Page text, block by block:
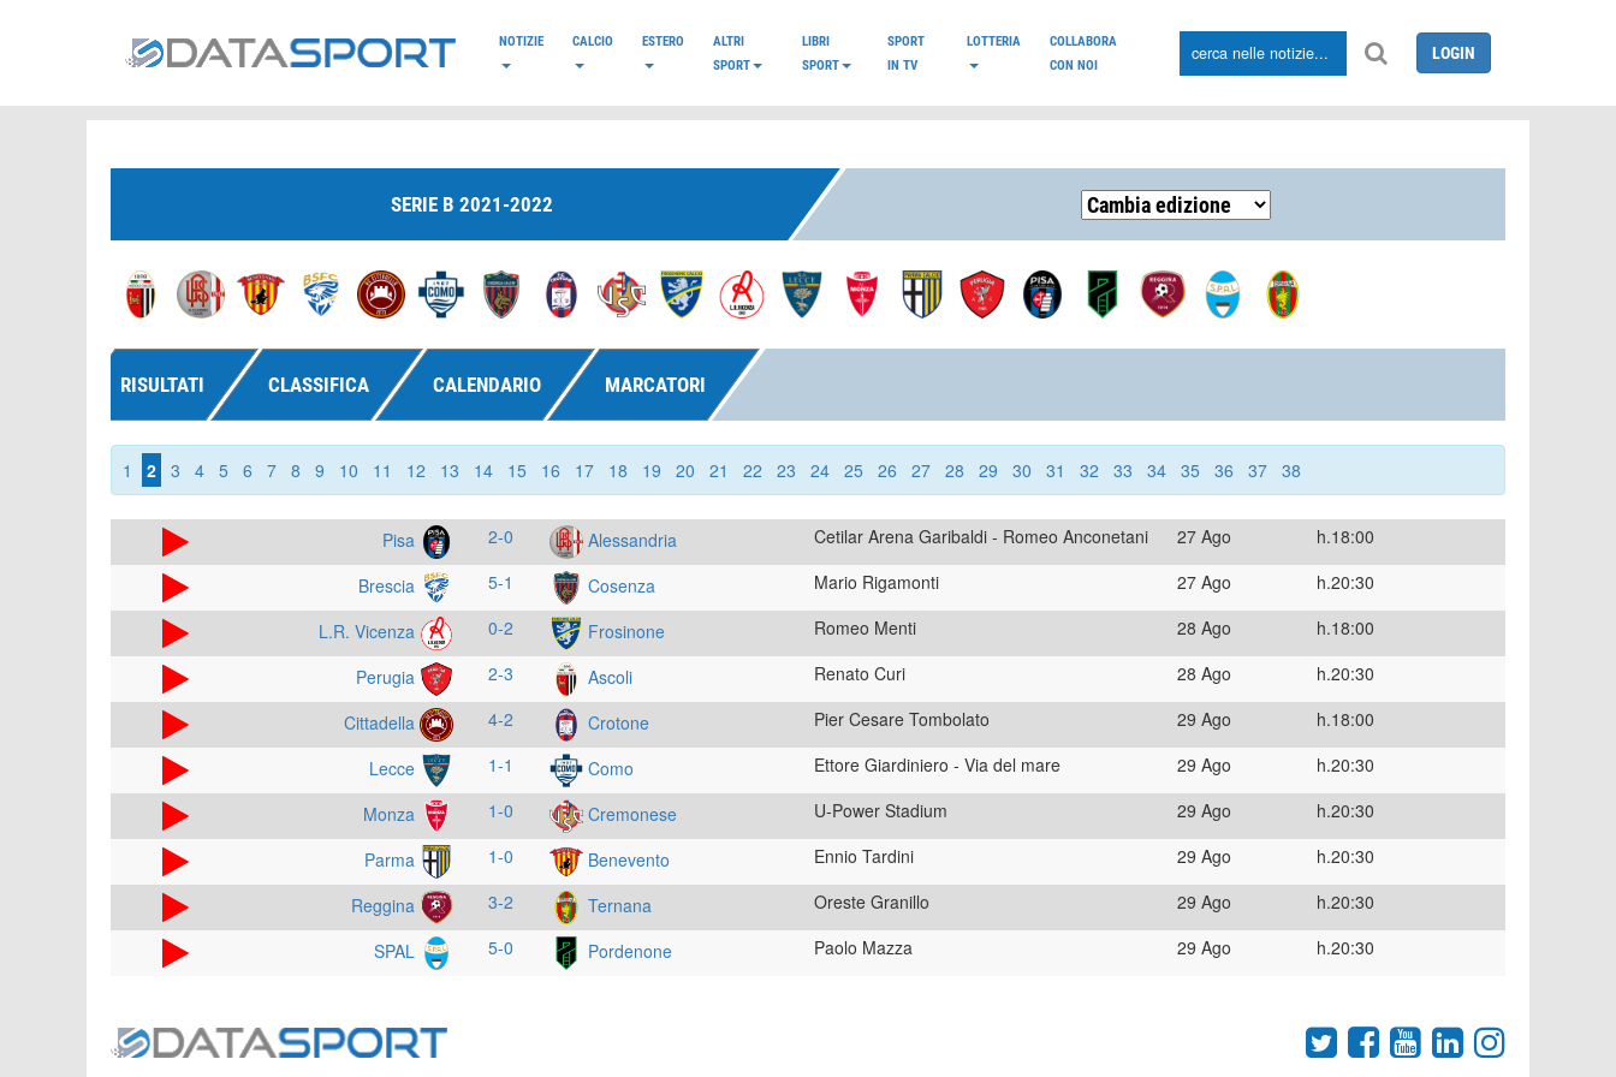
NOTIZIE CALCIO ESTERO
ALTRI
SPORT
LIBRI
SPORT
SPORT
IN TV
LOTTERIA
COLLABORA
CON NOI
LOGIN
SERIE B 2021-2022
RISULTATI CLASSIFICA CALENDARIO MARCATORI
1 2 3 4 5 6 7 8 9 10 11 12 13 14 15 16 17 18 19 20 21 22 23 24 25 26 27 28 29 30 31 32 33 34 35 36 37 38
Pisa 2-0 Alessandria Cetilar Arena Garibaldi - Romeo Anconetani 27 Ago h.18:00
Brescia 5-1 Cosenza Mario Rigamonti 27 Ago h.20:30
L.R. Vicenza 0-2 Frosinone Romeo Menti 28 Ago h.18:00
Perugia 2-3 Ascoli Renato Curi 28 Ago h.20:30
Cittadella 4-2 Crotone Pier Cesare Tombolato 29 Ago h.18:00
Lecce 1-1 Como Ettore Giardiniero - Via del mare 29 Ago h.20:30
Monza 1-0 Cremonese U-Power Stadium 29 Ago h.20:30
Parma 1-0 Benevento Ennio Tardini 29 Ago h.20:30
Reggina 3-2 Ternana Oreste Granillo 29 Ago h.20:30
SPAL 5-0 Pordenone Paolo Mazza 29 Ago h.20:30